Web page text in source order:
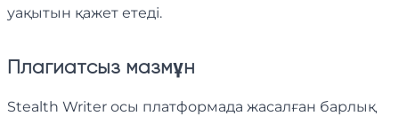
уақытын қажет етеді.
Плагиатсыз мазмұн
Stealth Writer осы платформада жасалған барлық